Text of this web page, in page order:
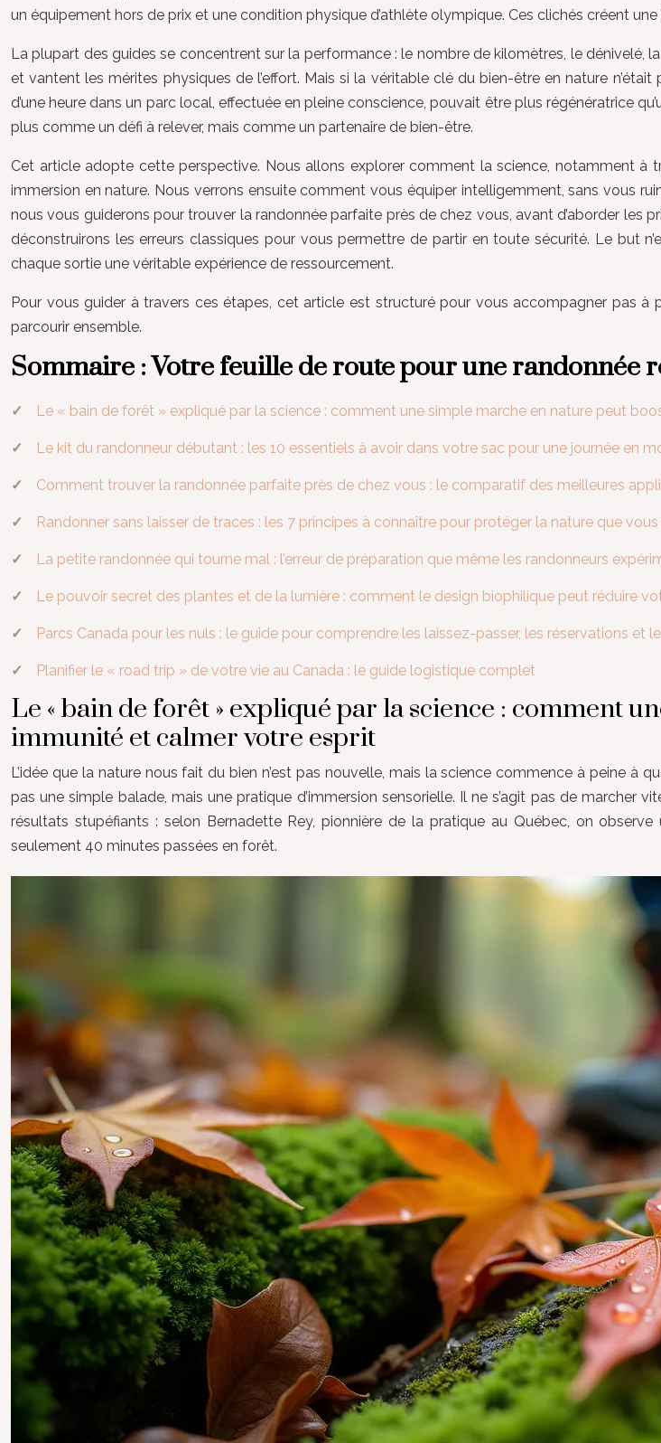
un équipement hors de prix et une condition physique d’athlète olympique. Ces clichés créent
La plupart des guides se concentrent sur la performance : le nombre de kilomètres, le dénivelé,
et vantent les mérites physiques de l’effort. Mais si la véritable clé du bien-être en nature
d’une heure dans un parc local, effectuée en pleine conscience, pouvait être plus régénératrice
plus comme un défi à relever, mais comme un partenaire de bien-être.
Cet article adopte cette perspective. Nous allons explorer comment la science, notamment à
immersion en nature. Nous verrons ensuite comment vous équiper intelligemment, sans vous
nous vous guiderons pour trouver la randonnée parfaite près de chez vous, avant d’aborder
déconstruirons les erreurs classiques pour vous permettre de partir en toute sécurité. Le but
chaque sortie une véritable expérience de ressourcement.
Pour vous guider à travers ces étapes, cet article est structuré pour vous accompagner pas
parcourir ensemble.
Sommaire : Votre feuille de route pour une randonnée
Le « bain de forêt » expliqué par la science : comment une simple marche en nature peut
Le kit du randonneur débutant : les 10 essentiels à avoir dans votre sac pour une journée en
Comment trouver la randonnée parfaite près de chez vous : le comparatif des meilleures
Randonner sans laisser de traces : les 7 principes à connaître pour protéger la nature que
La petite randonnée qui tourne mal : l’erreur de préparation que même les randonneurs
Le pouvoir secret des plantes et de la lumière : comment le design biophilique peut réduire
Parcs Canada pour les nuls : le guide pour comprendre les laissez-passer, les réservations et
Planifier le « road trip » de votre vie au Canada : le guide logistique complet
Le « bain de forêt » expliqué par la science : comment
immunité et calmer votre esprit
L’idée que la nature nous fait du bien n’est pas nouvelle, mais la science commence à peine à
pas une simple balade, mais une pratique d’immersion sensorielle. Il ne s’agit pas de marcher
résultats stupéfiants : selon Bernadette Rey, pionnière de la pratique au Québec, on observe
seulement 40 minutes passées en forêt.